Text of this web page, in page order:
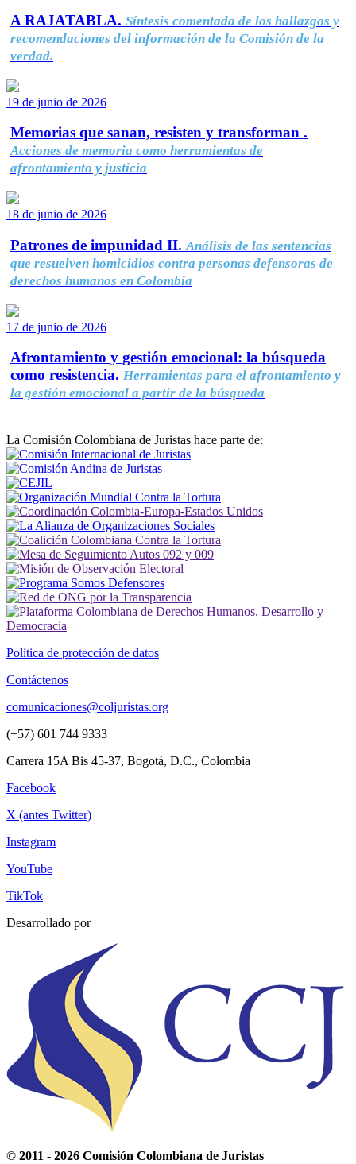
A RAJATABLA. Síntesis comentada de los hallazgos y
recomendaciones del información de la Comisión de la
verdad.
19 de junio de 2026
Memorias que sanan, resisten y transforman .
Acciones de memoria como herramientas de
afrontamiento y justicia
18 de junio de 2026
Patrones de impunidad II. Análisis de las sentencias
que resuelven homicidios contra personas defensoras de
derechos humanos en Colombia
17 de junio de 2026
Afrontamiento y gestión emocional: la búsqueda
como resistencia. Herramientas para el afrontamiento y
la gestión emocional a partir de la búsqueda
La Comisión Colombiana de Juristas hace parte de:
Política de protección de datos
Contáctenos
comunicaciones@coljuristas.org
(+57) 601 744 9333
Carrera 15A Bis 45-37, Bogotá, D.C., Colombia
Facebook
X (antes Twitter)
Instagram
YouTube
TikTok
Desarrollado por
© 2011 - 2026 Comisión Colombiana de Juristas